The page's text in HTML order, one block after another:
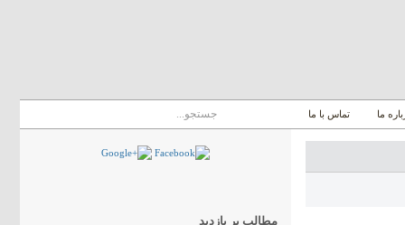
ما تماس با ما
مطالب پر بازدید